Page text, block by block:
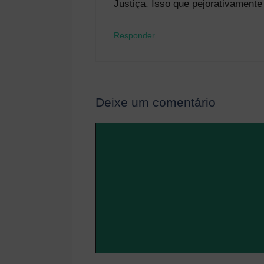
Justiça. Isso que
Responder
Deixe um comentário